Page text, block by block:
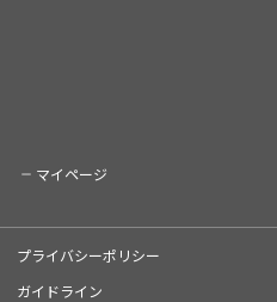
マイページ
プライバシーポリシー
ガイドライン